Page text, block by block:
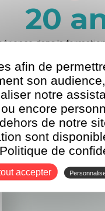
20
dans la
afin de
son
notre
encore
de notre
sont
Politique de
accepter